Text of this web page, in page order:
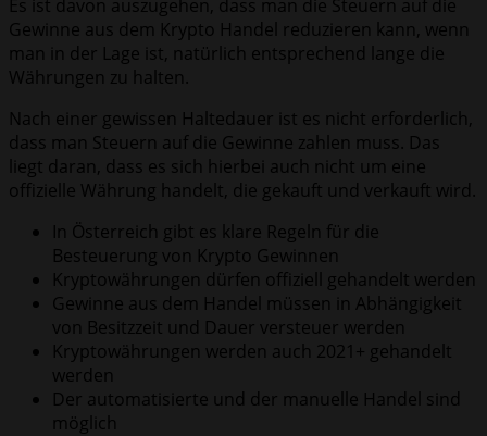
Es ist davon auszugehen, dass man die Steuern auf die
Gewinne aus dem Krypto Handel reduzieren kann, wenn
man in der Lage ist, natürlich entsprechend lange die
Währungen zu halten.
Nach einer gewissen Haltedauer ist es nicht erforderlich,
dass man Steuern auf die Gewinne zahlen muss. Das
liegt daran, dass es sich hierbei auch nicht um eine
offizielle Währung handelt, die gekauft und verkauft wird.
In Österreich gibt es klare Regeln für die
Besteuerung von Krypto Gewinnen
Kryptowährungen dürfen offiziell gehandelt werden
Gewinne aus dem Handel müssen in Abhängigkeit
von Besitzzeit und Dauer versteuer werden
Kryptowährungen werden auch 2021+ gehandelt
werden
Der automatisierte und der manuelle Handel sind
möglich